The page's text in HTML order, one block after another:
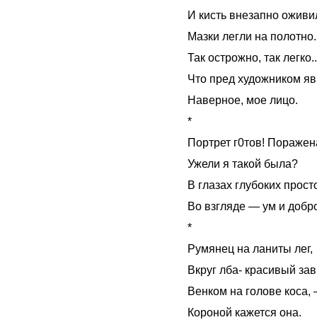
И кисть внезапно
Мазки легли на полотно.
Так острожно, так
Что пред художником
Наверное, мое лицо.
*
Портрет г0тов!
Ужели я такой была?
В глазах глубоких
Во взгляде — ум и
*
Румянец на ланиты лег,
Вкруг лба- красивый
Венком на голове
Короной кажется она.